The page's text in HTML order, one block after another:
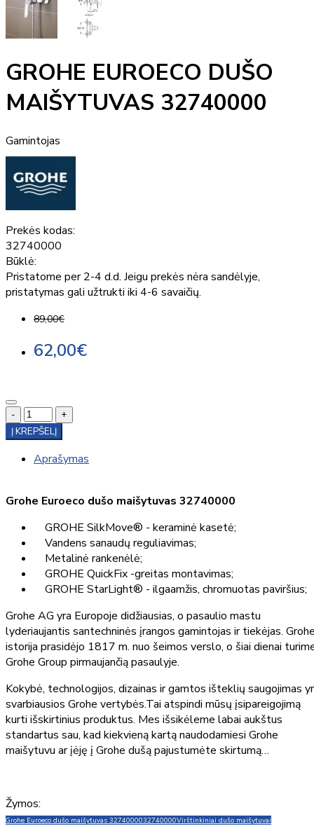
GROHE EUROECO DUŠO
MAIŠYTUVAS 32740000
Gamintojas
Prekės kodas:
32740000
Būklė:
Pristatome per 2-4 d.d. Jeigu prekės nėra sandėlyje,
pristatymas gali užtrukti iki 4-6 savaičių.
89,00€
62,00€
-
+
Į KREPŠELĮ
Aprašymas
Grohe Euroeco dušo maišytuvas 32740000
GROHE SilkMove® - keraminė kasetė;
Vandens sanaudų reguliavimas;
Metalinė rankenėlė;
GROHE QuickFix -greitas montavimas;
GROHE StarLight® - ilgaamžis, chromuotas paviršius;
Grohe AG yra Europoje didžiausias, o pasaulio mastu
lyderiaujantis santechninės įrangos gamintojas ir tiekėjas.
istorija prasidėjo 1817 m. nuo šeimos verslo, o šiai dienai
Grohe Group pirmaujančią pasaulyje.
Kokybė, technologijos, dizainas ir gamtos išteklių saugojimas
svarbiausios Grohe vertybės.Tai atspindi mūsų įsipareigojimą
kurti išskirtinius produktus. Mes išsikėleme labai aukštus
standartus sau, kad kiekvieną kartą naudodamiesi Grohe
maišytuvu ar įėję į Grohe dušą pajustumėte skirtumą…
Žymos:
Grohe Euroeco dušo maišytuvas 3274000032740000Virštinkiniai dušo maišytuvai